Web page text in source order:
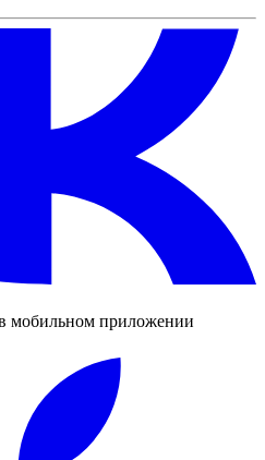
мобильном приложении